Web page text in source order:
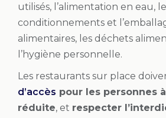
utilisés, l’alimentation en eau,
conditionnements et
alimentaires, les déchets
l’hygiène personnelle.
Les restaurants sur place
d’accès pour les personnes
réduite, et respecter